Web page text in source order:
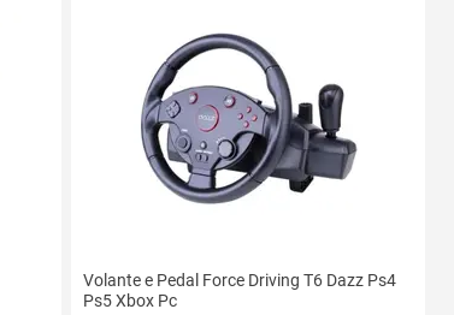
Volante e Pedal Force Driving T6 Dazz Ps4
Ps5 Xbox Pc